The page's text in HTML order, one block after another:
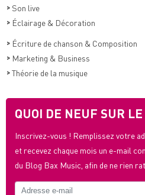
> Son live
> Éclairage & Décoration
> Écriture de chanson & Composition
> Marketing & Business
>Théorie de la musique
QUOI DE NEUF SUR LE
Inscrivez-vous ! Remplissez votre
et recevez chaque mois un e-mail
du Blog Bax Music, afin de ne rien